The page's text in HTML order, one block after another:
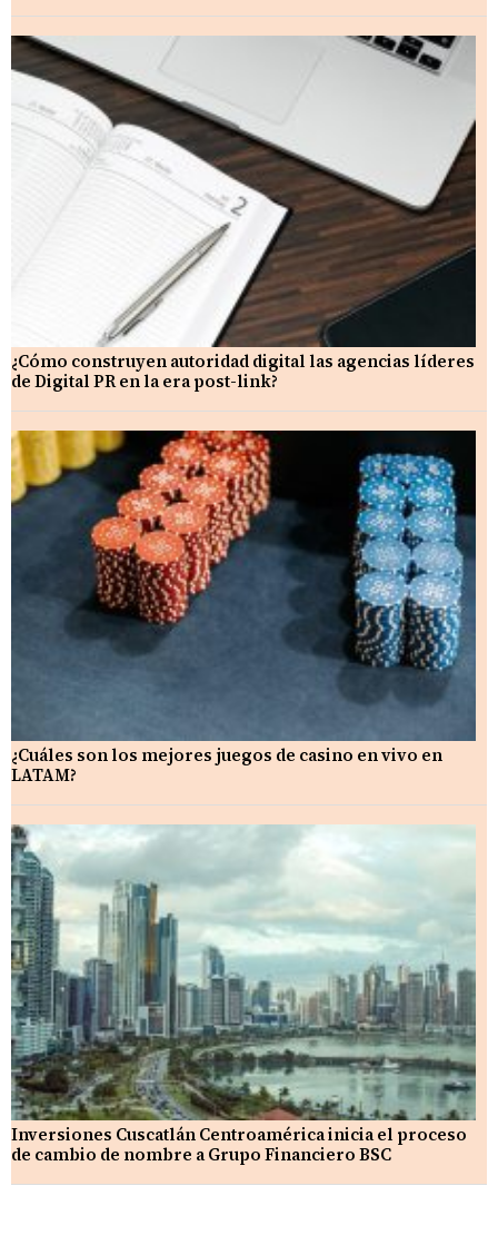
¿Cómo construyen autoridad digital las agencias líderes
de Digital PR en la era post-link?
¿Cuáles son los mejores juegos de casino en vivo en
LATAM?
Inversiones Cuscatlán Centroamérica inicia el proceso
de cambio de nombre a Grupo Financiero BSC